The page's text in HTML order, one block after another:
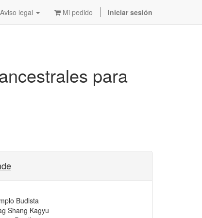
Aviso legal Mi pedido Iniciar sesión
para
Budista
Shang Kagyu